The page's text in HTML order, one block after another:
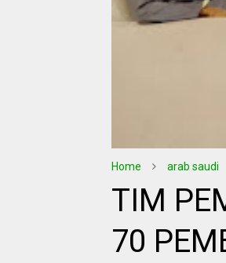
Home arab saudi
TIM
70